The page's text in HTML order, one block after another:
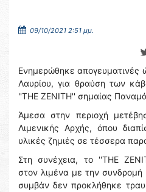
09/10/2021 2:51 μμ.
Ενημερώθηκε απογευματινές
Λαυρίου, για θραύση των
''THE ZENITH'' σημαίας
Άμεσα στην περιοχή
Λιμενικής Αρχής, όπου
υλικές ζημιές σε τέσσερα
Στη συνέχεια, το ''THE
στον λιμένα με την
συμβάν δεν προκλήθηκε